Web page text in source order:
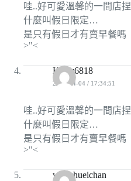
哇..好可愛溫馨的一間店捏
什麼叫假日限定…
是只有假日才有賣早餐嗎
>"<
Kerry6818
2010-04-04 / 17:34:51
哇..好可愛溫馨的一間店捏
什麼叫假日限定…
是只有假日才有賣早餐嗎
>"<
wanghueichan